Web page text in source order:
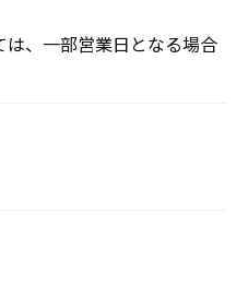
、一部営業日となる場合